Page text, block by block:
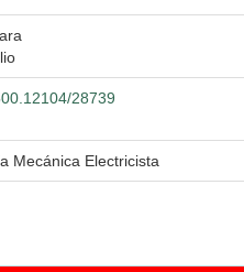
28739
Mecánica Electricista